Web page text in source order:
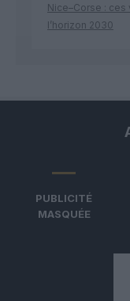
Nice–Corse :
l’horizon 2030
PUBLICITÉ
MASQUÉE